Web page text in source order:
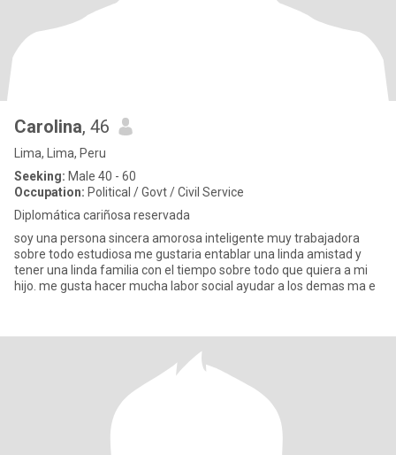
Carolina, 46
Lima, Lima, Peru
Seeking: Male 40 - 60
Occupation: Political / Govt / Civil Service
Diplomática cariñosa reservada
soy una persona sincera amorosa inteligente muy trabajadora
sobre todo estudiosa me gustaria entablar una linda amistad y
tener una linda familia con el tiempo sobre todo que quiera a mi
hijo. me gusta hacer mucha labor social ayudar a los demas ma e